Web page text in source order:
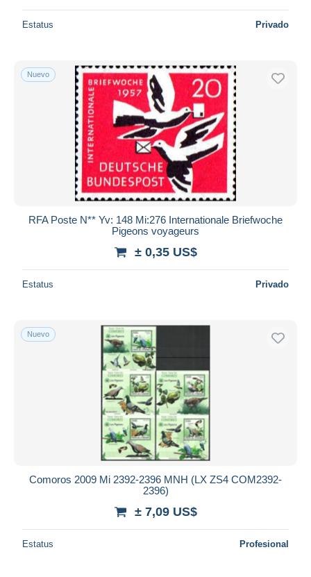
Estatus Privado
Nuevo
RFA Poste N** Yv: 148 Mi:276 Internationale Briefwoche
Pigeons voyageurs
± 0,35 US$
Estatus Privado
Nuevo
Comoros 2009 Mi 2392-2396 MNH (LX ZS4 COM2392-
2396)
± 7,09 US$
Estatus Profesional